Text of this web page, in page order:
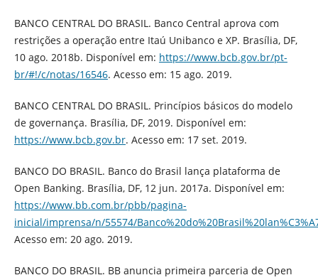
BANCO CENTRAL DO BRASIL. Banco Central aprova com
restrições a operação entre Itaú Unibanco e XP. Brasília, DF,
10 ago. 2018b. Disponível em: https://www.bcb.gov.br/pt-
br/#!/c/notas/16546. Acesso em: 15 ago. 2019.
BANCO CENTRAL DO BRASIL. Princípios básicos do modelo
de governança. Brasília, DF, 2019. Disponível em:
https://www.bcb.gov.br. Acesso em: 17 set. 2019.
BANCO DO BRASIL. Banco do Brasil lança plataforma de
Open Banking. Brasília, DF, 12 jun. 2017a. Disponível em:
https://www.bb.com.br/pbb/pagina-
inicial/imprensa/n/55574/
Acesso em: 20 ago. 2019.
BANCO DO BRASIL. BB anuncia primeira parceria de Open